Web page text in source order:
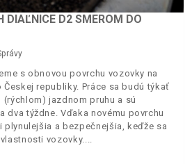
DIAĽNICE D2 SMEROM DO
s obnovou povrchu vozovky na
republiky. Práce sa budú týkať
jazdnom pruhu a sú
dva týždne. Vďaka novému povrchu
a bezpečnejšia, keďže sa
vozovky.